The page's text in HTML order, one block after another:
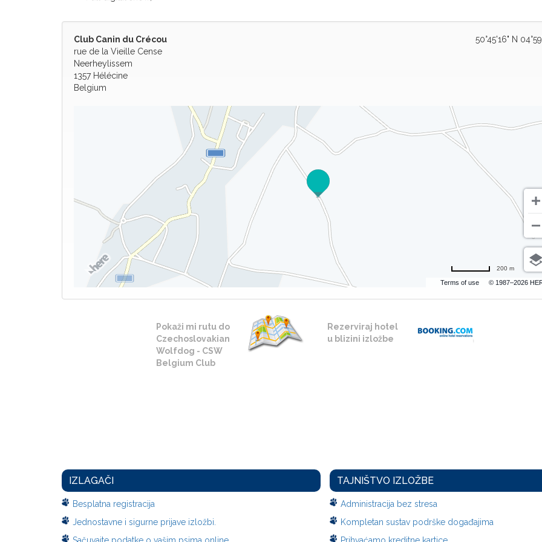
50°45'16" N
Club Canin du Crécou
rue de la Vieille Cense
Neerheylissem
1357 Hélécine
Belgium
Terms of use © 1987–2026
200 m
Pokaži mi rutu do
Czechoslovakian
Wolfdog - CSW
Belgium Club
Rezerviraj hotel
u blizini izložbe
IZLAGAČI
Besplatna registracija
Jednostavne i sigurne prijave izložbi.
TAJNIŠTVO IZLOŽBE
Administracija bez stresa
Kompletan sustav podrške događajima